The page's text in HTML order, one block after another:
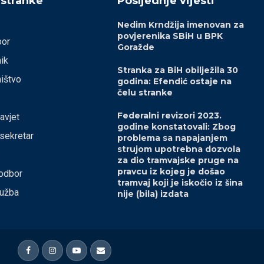
Nedim Krndžija imenovan za
povjerenika SBiH u BPK
Goražde
Stranka za BiH obilježila 30
godina: Efendić ostaje na
čelu stranke
Federalni revizori 2023.
godine konstatovali: Zbog
problema sa napajanjem
strujom upotrebna dozvola
za dio tramvajske pruge na
pravcu iz kojeg je došao
tramvaj koji je iskočio iz šina
nije (bila) izdata